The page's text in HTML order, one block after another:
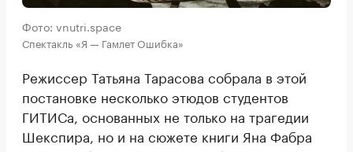
Фото: vnutri.space
Спектакль «Я — Гамлет Ошибка»
Режиссер Татьяна Тарасова собрала в этой
постановке несколько этюдов студентов
ГИТИСа, основанных не только на трагедии
Шекспира, но и на сюжете книги Яна Фабра